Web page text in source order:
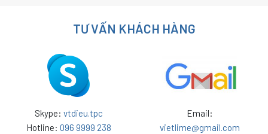
TƯ VẤN KHÁCH HÀNG
Skype: vtdieu.tpc
Hotline: 096 9999 238
Email:
vietlime@gmail.com